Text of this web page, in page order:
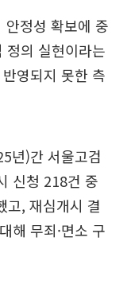
안정성 확보에 중
정의 실현이라는
영되지 못한 측
년)간 서울고검
신청 218건 중
고, 재심개시 결
해 무죄·면소 구